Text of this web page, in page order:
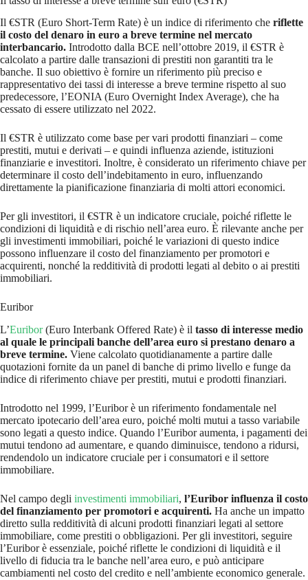
Il €STR (Euro Short-Term Rate) è un indice di riferimento che riflette
il costo del denaro in euro a breve termine nel mercato
interbancario. Introdotto dalla BCE nell’ottobre 2019, il €STR è
calcolato a partire dalle transazioni di prestiti non garantiti tra le
banche. Il suo obiettivo è fornire un riferimento più preciso e
rappresentativo dei tassi di interesse a breve termine rispetto al suo
predecessore, l’EONIA (Euro Overnight Index Average), che ha
cessato di essere utilizzato nel 2022.
Il €STR è utilizzato come base per vari prodotti finanziari – come
prestiti, mutui e derivati – e quindi influenza aziende, istituzioni
finanziarie e investitori. Inoltre, è considerato un riferimento chiave per
determinare il costo dell’indebitamento in euro, influenzando
direttamente la pianificazione finanziaria di molti attori economici.
Per gli investitori, il €STR è un indicatore cruciale, poiché riflette le
condizioni di liquidità e di rischio nell’area euro. È rilevante anche per
gli investimenti immobiliari, poiché le variazioni di questo indice
possono influenzare il costo del finanziamento per promotori e
acquirenti, nonché la redditività di prodotti legati al debito o ai prestiti
immobiliari.
Euribor
L’Euribor(Euro Interbank Offered Rate) è il tasso di interesse medio
al quale le principali banche dell’area euro si prestano denaro a
breve termine. Viene calcolato quotidianamente a partire dalle
quotazioni fornite da un panel di banche di primo livello e funge da
indice di riferimento chiave per prestiti, mutui e prodotti finanziari.
Introdotto nel 1999, l’Euribor è un riferimento fondamentale nel
mercato ipotecario dell’area euro, poiché molti mutui a tasso variabile
sono legati a questo indice. Quando l’Euribor aumenta, i pagamenti dei
mutui tendono ad aumentare, e quando diminuisce, tendono a ridursi,
rendendolo un indicatore cruciale per i consumatori e il settore
immobiliare.
Nel campo degli investimenti immobiliari, l’Euribor influenza il costo
del finanziamento per promotori e acquirenti. Ha anche un impatto
diretto sulla redditività di alcuni prodotti finanziari legati al settore
immobiliare, come prestiti o obbligazioni. Per gli investitori, seguire
l’Euribor è essenziale, poiché riflette le condizioni di liquidità e il
livello di fiducia tra le banche nell’area euro, e può anticipare
cambiamenti nel costo del credito e nell’ambiente economico generale.